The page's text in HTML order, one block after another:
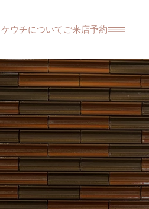
ケウチについて ご来店予約